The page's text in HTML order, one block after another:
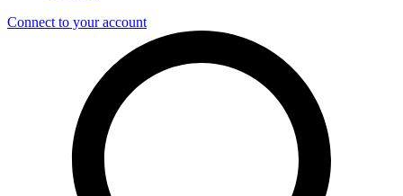
Connect to your account